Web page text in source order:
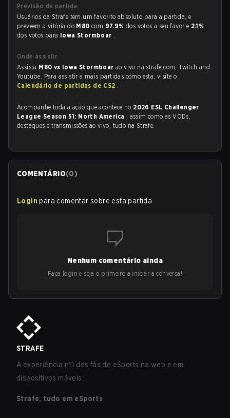
Previsão da partida
Usuários da Strafe tem um favorito absoluto para a partida, e
preveem a vitória do M80com 97.9%dos votos a seu favor e 2.1%
dos votos para Iowa Stormboar .
Onde assistir
Assista M80 vs Iowa Stormboarao vivo na strafe.com, Twitch and
Youtube. Para assistir a mais partidas como esta, visite o
Calendário de partidas de CS2 .
Acompanhe toda a ação que acontece no 2026 ESL Challenger
League Season 51: North America , assim como as VODs,
destaques e transmissões ao vivo, tudo na Strafe.
COMENTÁRIO(0)
Login para comentar sobre esta partida
Nenhum comentário ainda
Faça login e seja o primeiro a iniciar a conversa!
STRAFE
A experiência nº1 dos fãs de eSports na web e em
dispositivos móveis.
Strafe, tudo em eSports